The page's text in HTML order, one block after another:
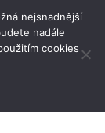
nejsnadnější
nadále
cookies